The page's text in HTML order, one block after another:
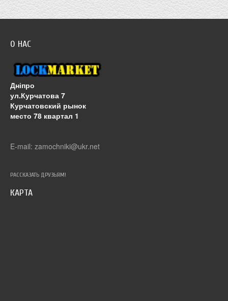
О НАС
Дніпро
ул.Курчатова 7
Курчатовский рынок
место 78 квартал 1
E-mail: zamochniki@ukr.net
РАССКАЗАТЬ ДРУЗЬЯМ!
КАРТА